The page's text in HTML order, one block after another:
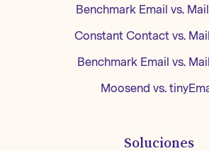
Benchmark Email vs.
Constant Contact vs.
Benchmark Email vs.
Moosend vs.
Soluciones